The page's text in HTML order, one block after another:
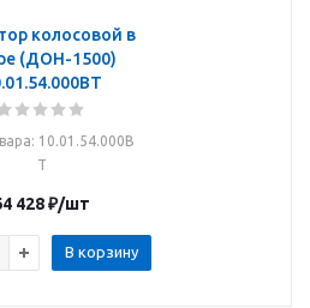
колосовой в
(ДОН-1500)
: 10.01.54.000В
Т
428₽/шт
В корзину